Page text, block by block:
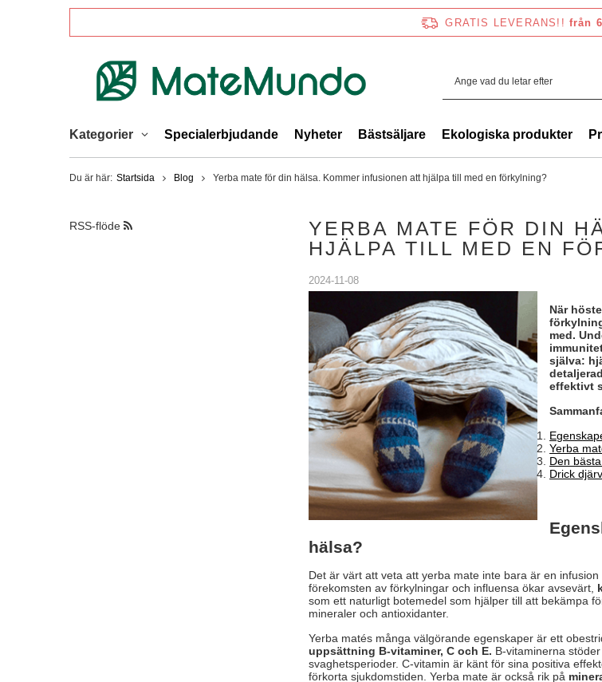
GRATIS LEVERANS!! från
Kategorier Specialerbjudande Nyheter Bästsäljare Ekologiska produkter
Du är här: Startsida Blog Yerba mate för din hälsa. Kommer infusionen att hjälpa till med en förkylning?
RSS-flöde
YERBA MATE FÖR DIN
HJÄLPA TILL MED EN
2024-11-08
När
med.
själva:
effektivt
Yerba
Den
Drick
hälsa?
Det är värt att veta att yerba mate inte bara är en
förekomsten av förkylningar och influensa ökar avsevärt,
som ett naturligt botemedel som hjälper till att bekämpa
mineraler och antioxidanter.
Yerba matés många välgörande egenskaper är ett
uppsättning B-vitaminer, C och E. B-vitaminerna
svaghetsperioder. C-vitamin är känt för sina positiva
förkorta sjukdomstiden. Yerba mate är också rik på